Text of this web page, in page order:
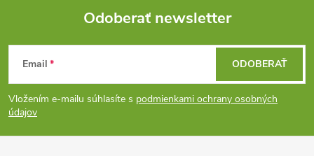
y
ý
p
Z
á
p
Odoberať newsletter
Email
Vložením e-mailu súhlasíte s podmienkami ochrany osobných
údajov
ODOBERAŤ